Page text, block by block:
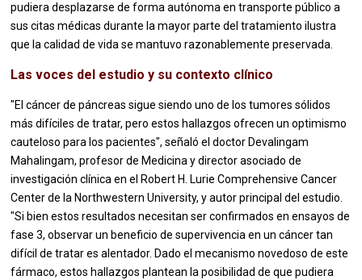
pudiera desplazarse de forma autónoma en transporte público a
sus citas médicas durante la mayor parte del tratamiento ilustra
que la calidad de vida se mantuvo razonablemente preservada.
Las voces del estudio y su contexto clínico
"El cáncer de páncreas sigue siendo uno de los tumores sólidos
más difíciles de tratar, pero estos hallazgos ofrecen un optimismo
cauteloso para los pacientes", señaló el doctor Devalingam
Mahalingam, profesor de Medicina y director asociado de
investigación clínica en el Robert H. Lurie Comprehensive Cancer
Center de la Northwestern University, y autor principal del estudio.
"Si bien estos resultados necesitan ser confirmados en ensayos de
fase 3, observar un beneficio de supervivencia en un cáncer tan
difícil de tratar es alentador. Dado el mecanismo novedoso de este
fármaco, estos hallazgos plantean la posibilidad de que pudiera